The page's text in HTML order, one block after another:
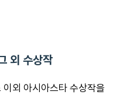
외 수상작
외 아시아스타 수상작을